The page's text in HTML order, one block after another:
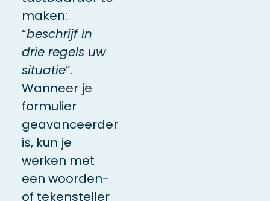
maken:
“beschrijf in
drie regels uw
situatie”.
Wanneer je
formulier
geavanceerder
is, kun je
werken met
een woorden-
of tekensteller